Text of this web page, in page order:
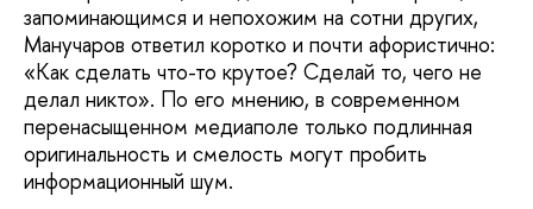
запоминающимся и непохожим на сотни других,
Манучаров ответил коротко и почти афористично:
«Как сделать что-то крутое? Сделай то, чего не
делал никто». По его мнению, в современном
перенасыщенном медиаполе только подлинная
оригинальность и смелость могут пробить
информационный шум.